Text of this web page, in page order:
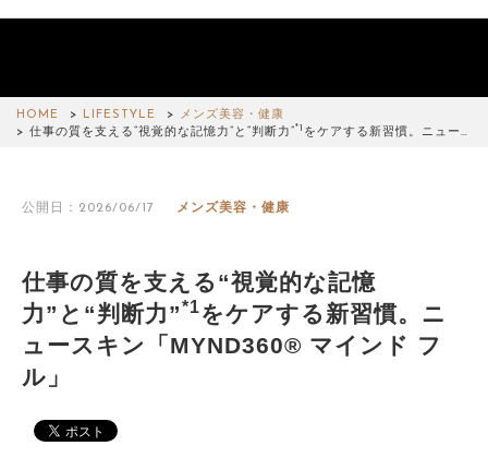
HOME LIFESTYLE
メンズ美容・健康
仕事の質を支える“視覚的な記憶力”と“判断力”*1 をケアする新習慣。ニュー…
公開日：2026/06/17 メンズ美容・健康
仕事の質を支える“視覚的な記憶
力”と“判断力”*1をケアする新習慣。ニ
ュースキン「MYND360® マインド フ
ル」